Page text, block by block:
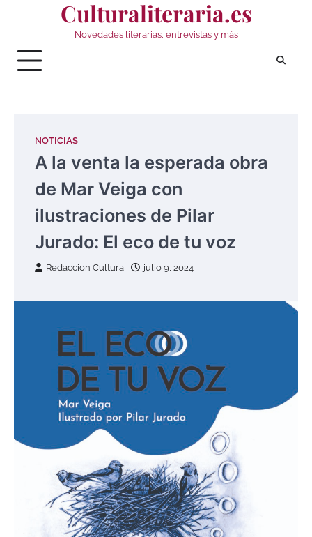
Culturaliteraria.es
Novedades literarias, entrevistas y más
NOTICIAS
A la venta la esperada obra
de Mar Veiga con
ilustraciones de Pilar
Jurado: El eco de tu voz
Redaccion Cultura julio 9, 2024